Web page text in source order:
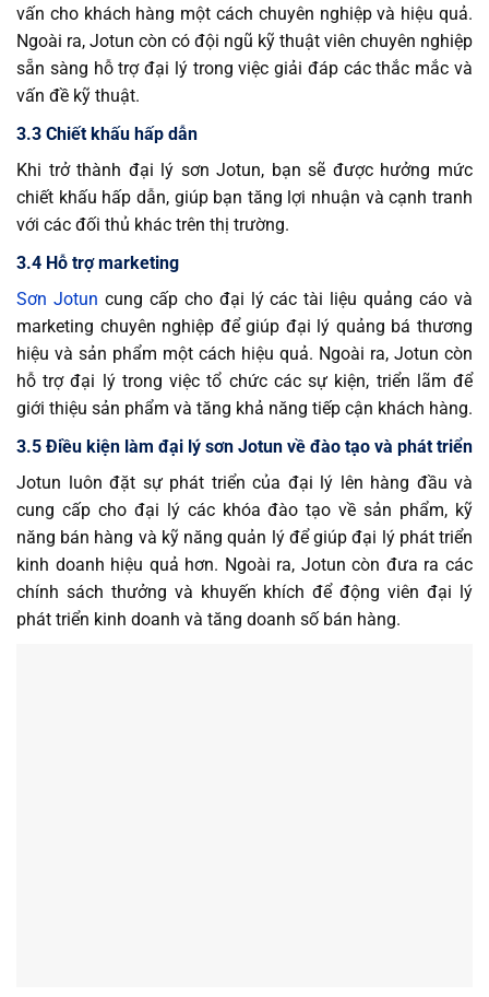
vấn cho khách hàng một cách chuyên nghiệp và hiệu quả.
Ngoài ra, Jotun còn có đội ngũ kỹ thuật viên chuyên nghiệp
sẵn sàng hỗ trợ đại lý trong việc giải đáp các thắc mắc và
vấn đề kỹ thuật.
3.3 Chiết khấu hấp dẫn
Khi trở thành đại lý sơn Jotun, bạn sẽ được hưởng mức
chiết khấu hấp dẫn, giúp bạn tăng lợi nhuận và cạnh tranh
với các đối thủ khác trên thị trường.
3.4 Hỗ trợ marketing
Sơn Jotun cung cấp cho đại lý các tài liệu quảng cáo và
marketing chuyên nghiệp để giúp đại lý quảng bá thương
hiệu và sản phẩm một cách hiệu quả. Ngoài ra, Jotun còn
hỗ trợ đại lý trong việc tổ chức các sự kiện, triển lãm để
giới thiệu sản phẩm và tăng khả năng tiếp cận khách hàng.
3.5 Điều kiện làm đại lý sơn Jotun về đào tạo và phát triển
Jotun luôn đặt sự phát triển của đại lý lên hàng đầu và
cung cấp cho đại lý các khóa đào tạo về sản phẩm, kỹ
năng bán hàng và kỹ năng quản lý để giúp đại lý phát triển
kinh doanh hiệu quả hơn. Ngoài ra, Jotun còn đưa ra các
chính sách thưởng và khuyến khích để động viên đại lý
phát triển kinh doanh và tăng doanh số bán hàng.